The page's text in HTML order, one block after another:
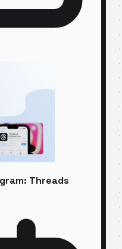
Threads